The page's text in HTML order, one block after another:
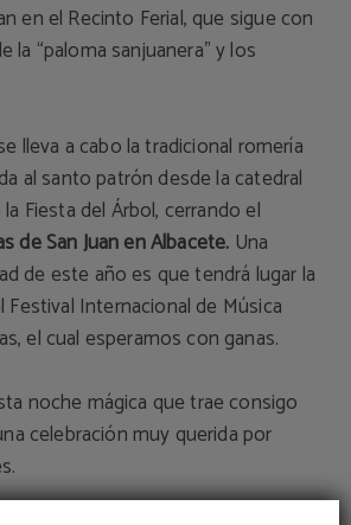
en el Recinto Ferial, que sigue con
la “paloma sanjuanera” y los
lleva a cabo la tradicional romería
al santo patrón desde la catedral
Fiesta del Árbol, cerrando el
de San Juan en Albacete. Una
de este año es que tendrá lugar la
Festival Internacional de Música
el cual esperamos con ganas.
noche mágica que trae consigo
celebración muy querida por